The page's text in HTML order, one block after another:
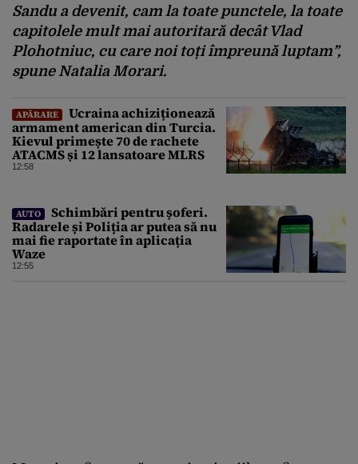
Sandu a devenit, cam la toate punctele, la toate
capitolele mult mai autoritară decât Vlad
Plohotniuc, cu care noi toți împreună luptam”,
spune Natalia Morari.
APĂRARE
Ucraina achiziționează
armament american din Turcia.
Kievul primește 70 de rachete
ATACMS și 12 lansatoare MLRS
12:58
AUTO
Schimbări pentru șoferi.
Radarele și Poliția ar putea să nu
mai fie raportate în aplicația
Waze
12:55